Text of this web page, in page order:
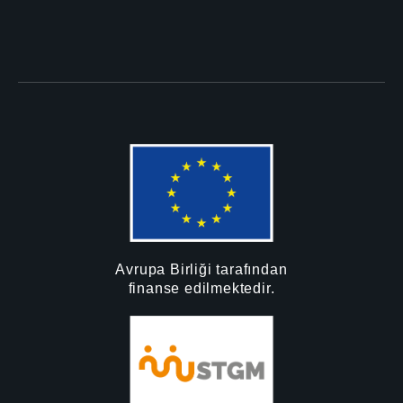
Avrupa Birliği tarafından
finanse edilmektedir.